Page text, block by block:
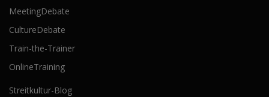
MeetingDebate
CultureDebate
Train-the-Trainer
OnlineTraining
Streitkultur-Blog